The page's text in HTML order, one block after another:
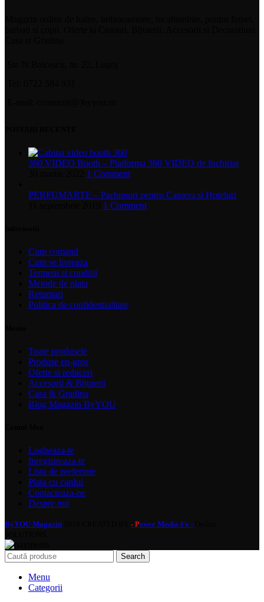
360 VIDEO Booth – Platforma 360 VIDEO de Inchiriat
1 Comment
PERFUMARTE – Parfumuri pentru Camera si Hoteluri
1 Comment
Cum comand
Cum se livreaza
Termeni si conditii
Metode de plata
Returnari
Politica de confidentialitate
Toate produsele
Produse en-gros
Oferte si reduceri
Accesorii & Bijuterii
Casa & Gradina
Blog Magazin ByYOU
Logheaza-te
Inregistreaza-te
Lista de preferinte
Plata cu cardul
Contacteaza-ne
Despre noi
ByYOU Magazin - Power Media Fx -
Search
Menu
Categorii